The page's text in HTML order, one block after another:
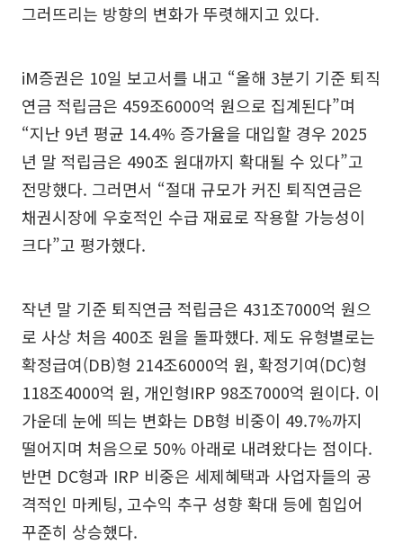
그러뜨리는 방향의 변화가 뚜렷해지고 있다.
iM증권은 10일 보고서를 내고 “올해 3분기 기준 퇴직
연금 적립금은 459조6000억 원으로 집계된다”며
“지난 9년 평균 14.4% 증가율을 대입할 경우 2025
년 말 적립금은 490조 원대까지 확대될 수 있다”고
전망했다. 그러면서 “절대 규모가 커진 퇴직연금은
채권시장에 우호적인 수급 재료로 작용할 가능성이
크다”고 평가했다.
작년 말 기준 퇴직연금 적립금은 431조7000억 원으
로 사상 처음 400조 원을 돌파했다. 제도 유형별로는
확정급여(DB)형 214조6000억 원, 확정기여(DC)형
118조4000억 원, 개인형IRP 98조7000억 원이다. 이
가운데 눈에 띄는 변화는 DB형 비중이 49.7%까지
떨어지며 처음으로 50% 아래로 내려왔다는 점이다.
반면 DC형과 IRP 비중은 세제혜택과 사업자들의 공
격적인 마케팅, 고수익 추구 성향 확대 등에 힘입어
꾸준히 상승했다.